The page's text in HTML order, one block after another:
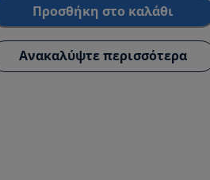
Προσθήκη στο καλάθι
Ανακαλύψτε περισσότερα